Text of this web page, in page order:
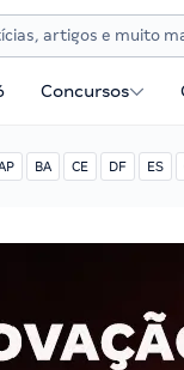
Concursos
BA CE DF ES